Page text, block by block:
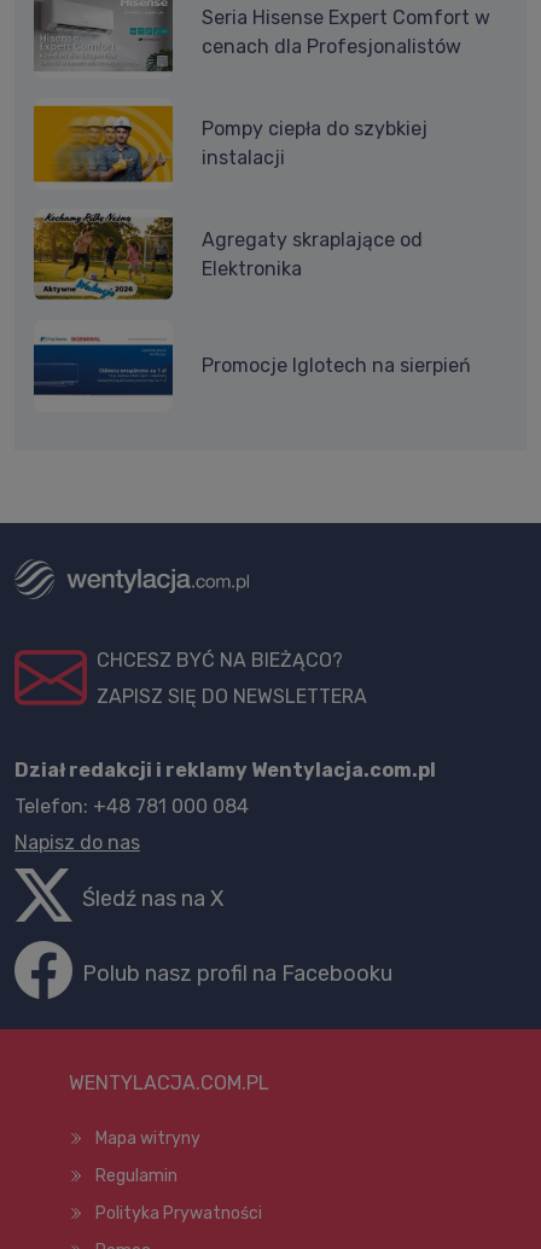
Seria Hisense Expert Comfort w
cenach dla Profesjonalistów
Pompy ciepła do szybkiej
instalacji
Agregaty skraplające od
Elektronika
Promocje Iglotech na sierpień
CHCESZ BYĆ NA BIEŻĄCO?
ZAPISZ SIĘ DO NEWSLETTERA
Dział redakcji i reklamy Wentylacja.com.pl
Telefon: +48 781 000 084
Napisz do nas
Śledź nas na X
Polub nasz profil na Facebooku
WENTYLACJA.COM.PL
Mapa witryny
Regulamin
Polityka Prywatności